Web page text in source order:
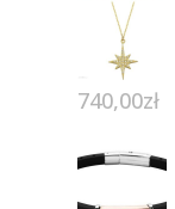
740,00zł